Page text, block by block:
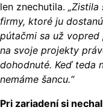
len znechutila. „Zistila
firmy, ktoré ju
pútačmi sa už
na svoje projekty
dohodnuté. Keď teda
nemáme šancu.“
Pri zariadení si